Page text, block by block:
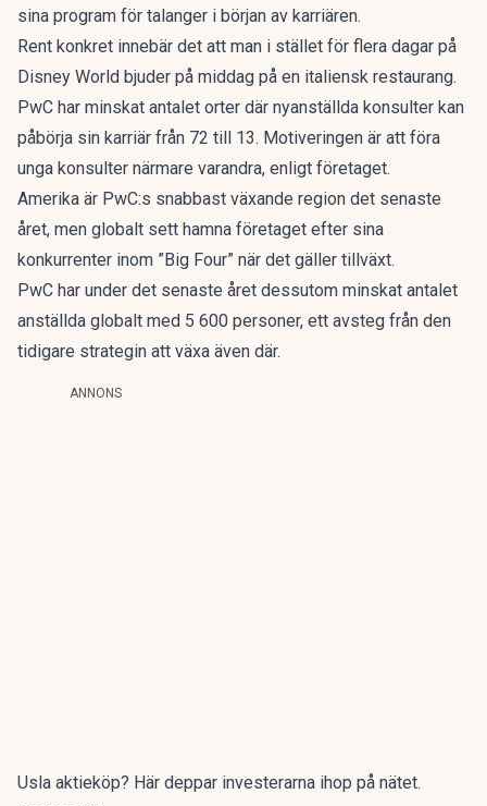
sina program för talanger i början av karriären.
Rent konkret innebär det att man i stället för flera dagar på
Disney World bjuder på middag på en italiensk restaurang.
PwC har minskat antalet orter där nyanställda konsulter kan
påbörja sin karriär från 72 till 13. Motiveringen är att föra
unga konsulter närmare varandra, enligt företaget.
Amerika är PwC:s snabbast växande region det senaste
året, men globalt sett hamna företaget efter sina
konkurrenter inom ”Big Four” när det gäller tillväxt.
PwC har under det senaste året dessutom minskat antalet
anställda globalt med 5 600 personer, ett avsteg från den
tidigare strategin att växa även där.
ANNONS
Usla aktieköp? Här deppar investerarna ihop på nätet.